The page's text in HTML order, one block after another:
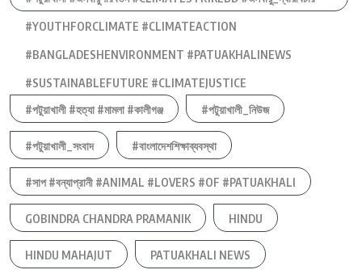
#YOUTHFORCLIMATE #CLIMATEACTION
#BANGLADESHENVIRONMENT #PATUAKHALINEWS
#SUSTAINABLEFUTURE #CLIMATEJUSTICE
#পটুয়াখালী #হত্যা #মামলা #কালীগঞ্জ
#পটুয়াখালী_নিউজ
#পটুয়াখালী_সংবাদ #বাংলাদেশশিক্ষাব্যবস্থা
#সাপ #বন্যাপ্রানী #ANIMAL #LOVERS #OF #PATUAKHALI
GOBINDRA CHANDRA PRAMANIK HINDU
HINDU MAHAJUT PATUAKHALI NEWS